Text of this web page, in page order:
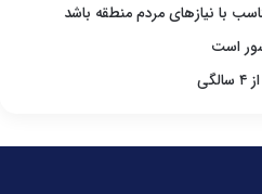
با نیازهای مردم منطقه باشد
است